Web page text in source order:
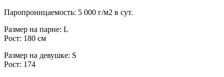
Паропроницаемость: 5 000 г/м2 в сут.
Размер на парне: L
Рост: 180 см
Размер на девушке: S
Рост: 174